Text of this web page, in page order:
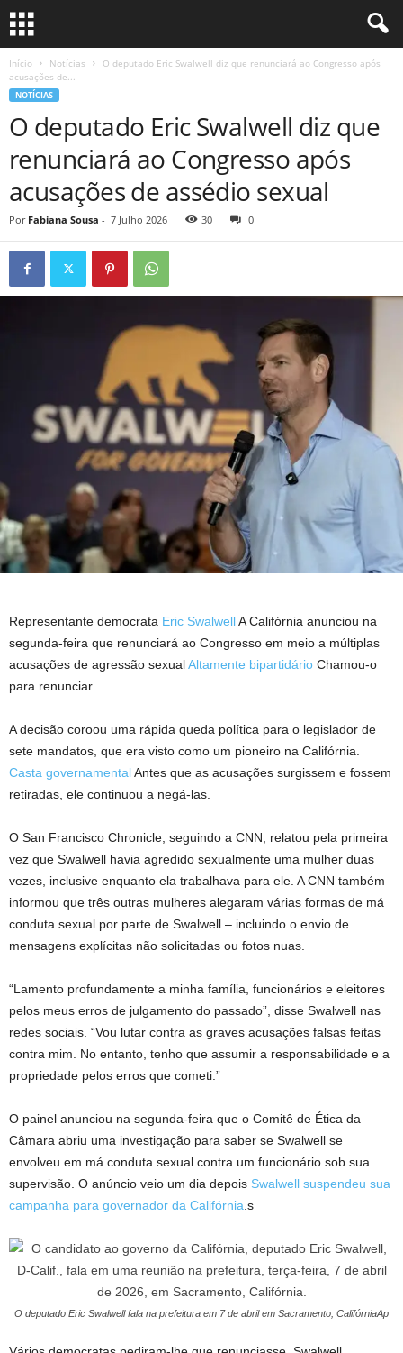
Início Notícias
O deputado Eric Swalwell diz que renunciará ao Congresso após
acusações de...
NOTÍCIAS
O deputado Eric Swalwell diz que
renunciará ao Congresso após
acusações de assédio sexual
Por Fabiana Sousa - 7 Julho 2026 30 0
Representante democrata Eric SwalwellA Califórnia anunciou na
segunda-feira que renunciará ao Congresso em meio a múltiplas
acusações de agressão sexualAltamente bipartidário Chamou-o
para renunciar.
A decisão coroou uma rápida queda política para o legislador de
sete mandatos, que era visto como um pioneiro na Califórnia.
Casta governamentalAntes que as acusações surgissem e fossem
retiradas, ele continuou a negá-las.
O San Francisco Chronicle, seguindo a CNN, relatou pela primeira
vez que Swalwell havia agredido sexualmente uma mulher duas
vezes, inclusive enquanto ela trabalhava para ele. A CNN também
informou que três outras mulheres alegaram várias formas de má
conduta sexual por parte de Swalwell – incluindo o envio de
mensagens explícitas não solicitadas ou fotos nuas.
“Lamento profundamente a minha família, funcionários e eleitores
pelos meus erros de julgamento do passado”, disse Swalwell nas
redes sociais. “Vou lutar contra as graves acusações falsas feitas
contra mim. No entanto, tenho que assumir a responsabilidade e a
propriedade pelos erros que cometi.”
O painel anunciou na segunda-feira que o Comitê de Ética da
Câmara abriu uma investigação para saber se Swalwell se
envolveu em má conduta sexual contra um funcionário sob sua
supervisão. O anúncio veio um dia depois Swalwell suspendeu sua
campanha para governador da Califórnia .s
O deputado Eric Swalwell fala na prefeitura em 7 de abril em Sacramento, CalifórniaAp